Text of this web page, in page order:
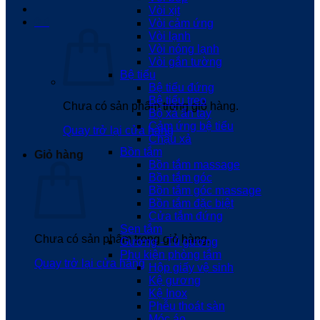
Chưa có sản phẩm trong giỏ hàng.
Quay trở lại cửa hàng
Giỏ hàng
Chưa có sản phẩm trong giỏ hàng.
Quay trở lại cửa hàng
Vòi xịt
Vòi cảm ứng
Vòi lạnh
Vòi nóng lạnh
Vòi gắn tường
Bệ tiểu
Bệ tiểu đứng
Bệ tiểu treo
Bộ xả ấn tay
Cảm ứng bệ tiểu
Chậu xả
Bồn tắm
Bồn tắm massage
Bồn tắm góc
Bồn tắm góc massage
Bồn tắm đặc biệt
Cửa tắm đứng
Sen tắm
Gương - Tủ gương
Phụ kiện phòng tắm
Hộp giấy vệ sinh
Kệ gương
Kệ Inox
Phễu thoát sàn